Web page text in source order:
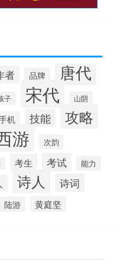
者 品牌 唐代
子 宋代 山阴
机 技能 攻略
游 次韵
考生 考试 能力
诗人 诗词
陆游 黄庭坚